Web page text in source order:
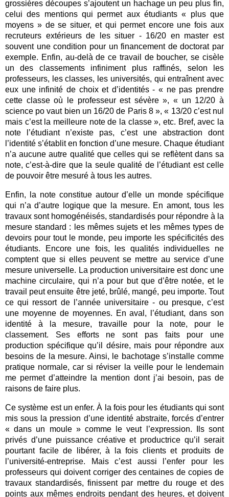
grossières découpes s’ajoutent un hachage un peu plus fin,
celui des mentions qui permet aux étudiants « plus que
moyens » de se situer, et qui permet encore une fois aux
recruteurs extérieurs de les situer - 16/20 en master est
souvent une condition pour un financement de doctorat par
exemple. Enfin, au-delà de ce travail de boucher, se cisèle
un des classements infiniment plus raffinés, selon les
professeurs, les classes, les universités, qui entraînent avec
eux une infinité de choix et d’identités - « ne pas prendre
cette classe où le professeur est sévère », « un 12/20 à
science po vaut bien un 16/20 de Paris 8 », « 13/20 c’est nul
mais c’est la meilleure note de la classe », etc. Bref, avec la
note l’étudiant n’existe pas, c’est une abstraction dont
l’identité s’établit en fonction d’une mesure. Chaque étudiant
n’a aucune autre qualité que celles qui se reflètent dans sa
note, c’est-à-dire que la seule qualité de l’étudiant est celle
de pouvoir être mesuré à tous les autres.
Enfin, la note constitue autour d’elle un monde spécifique
qui n’a d’autre logique que la mesure. En amont, tous les
travaux sont homogénéisés, standardisés pour répondre à la
mesure standard : les mêmes sujets et les mêmes types de
devoirs pour tout le monde, peu importe les spécificités des
étudiants. Encore une fois, les qualités individuelles ne
comptent que si elles peuvent se mettre au service d’une
mesure universelle. La production universitaire est donc une
machine circulaire, qui n’a pour but que d’être notée, et le
travail peut ensuite être jeté, brûlé, mangé, peu importe. Tout
ce qui ressort de l’année universitaire - ou presque, c’est
une moyenne de moyennes. En aval, l’étudiant, dans son
identité à la mesure, travaille pour la note, pour le
classement. Ses efforts ne sont pas faits pour une
production spécifique qu’il désire, mais pour répondre aux
besoins de la mesure. Ainsi, le bachotage s’installe comme
pratique normale, car si réviser la veille pour le lendemain
me permet d’atteindre la mention dont j’ai besoin, pas de
raisons de faire plus.
Ce système est un enfer. À la fois pour les étudiants qui sont
mis sous la pression d’une identité abstraite, forcés d’entrer
« dans un moule » comme le veut l’expression. Ils sont
privés d’une puissance créative et productrice qu’il serait
pourtant facile de libérer, à la fois clients et produits de
l’université-entreprise. Mais c’est aussi l’enfer pour les
professeurs qui doivent corriger des centaines de copies de
travaux standardisés, finissent par mettre du rouge et des
points aux mêmes endroits pendant des heures, et doivent